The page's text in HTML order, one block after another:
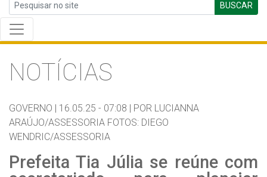
BUSCAR
NOTÍCIAS
GOVERNO | 16.05.25 - 07:08 | POR LUCIANNA
ARAÚJO/ASSESSORIA FOTOS: DIEGO
WENDRIC/ASSESSORIA
Prefeita Tia Júlia se reúne com